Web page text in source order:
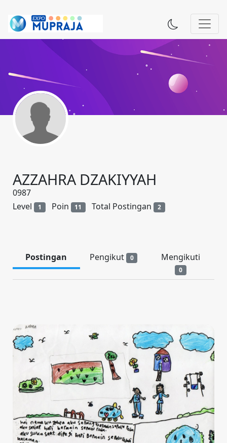
AZZAHRA DZAKIYYAH
0987
Level
1 Poin 11 Total Postingan 2
Postingan Pengikut 0 Mengikuti
0